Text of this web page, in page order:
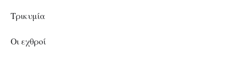
Τρικυμία
Οι εχθροί